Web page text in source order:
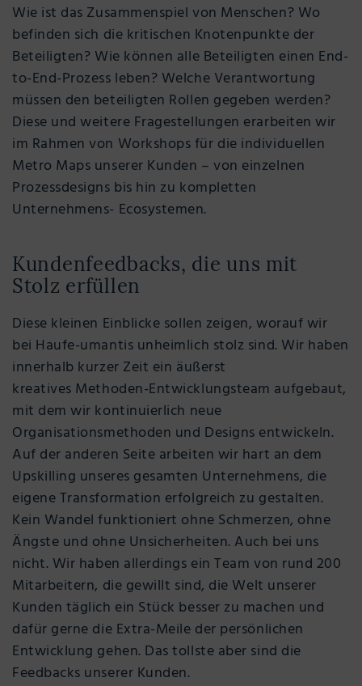
Wie ist das Zusammenspiel von Menschen? Wo
befinden sich die kritischen Knotenpunkte der
Beteiligten? Wie können alle Beteiligten einen End-
to-End-Prozess leben? Welche Verantwortung
müssen den beteiligten Rollen gegeben werden?
Diese und weitere Fragestellungen erarbeiten wir
im Rahmen von Workshops für die individuellen
Metro Maps unserer Kunden – von einzelnen
Prozessdesigns bis hin zu kompletten
Unternehmens- Ecosystemen.
Kundenfeedbacks, die uns mit
Stolz erfüllen
Diese kleinen Einblicke sollen zeigen, worauf wir
bei Haufe-umantis unheimlich stolz sind. Wir haben
innerhalb kurzer Zeit ein äußerst
kreatives Methoden-Entwicklungsteam aufgebaut,
mit dem wir kontinuierlich neue
Organisationsmethoden und Designs entwickeln.
Auf der anderen Seite arbeiten wir hart an dem
Upskilling unseres gesamten Unternehmens, die
eigene Transformation erfolgreich zu gestalten.
Kein Wandel funktioniert ohne Schmerzen, ohne
Ängste und ohne Unsicherheiten. Auch bei uns
nicht. Wir haben allerdings ein Team von rund 200
Mitarbeitern, die gewillt sind, die Welt unserer
Kunden täglich ein Stück besser zu machen und
dafür gerne die Extra-Meile der persönlichen
Entwicklung gehen. Das tollste aber sind die
Feedbacks unserer Kunden.